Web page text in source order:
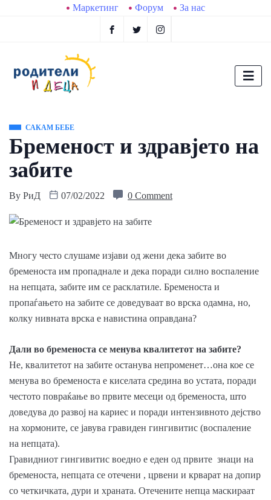
Маркетинг Форум За нас
САКАМ БЕБЕ
Бременост и здравјето на
забите
By РиД 07/02/2022 0 Comment
Многу често слушаме изјави од жени дека забите во
бременоста им пропаднале и дека поради силно воспаление
на непцата, забите им се расклатиле. Бременоста и
пропаѓањето на забите се доведуваат во врска одамна, но,
колку нивната врска е навистина оправдана?
Дали во бременоста се менува квалитетот на забите?
Не, квалитетот на забите останува непроменет…она кое се
менува во бременоста е киселата средина во устата, поради
честото повраќање во првите месеци од бременоста, што
доведува до развој на кариес и поради интензивното дејство
на хормоните, се јавува гравиден гингивитис (воспаление
на непцата).
Гравидниот гингивитис воедно е еден од првите знаци на
бременоста, непцата се отечени , црвени и крварат на допир
со четкичката, дури и храната. Отечените непца маскираат